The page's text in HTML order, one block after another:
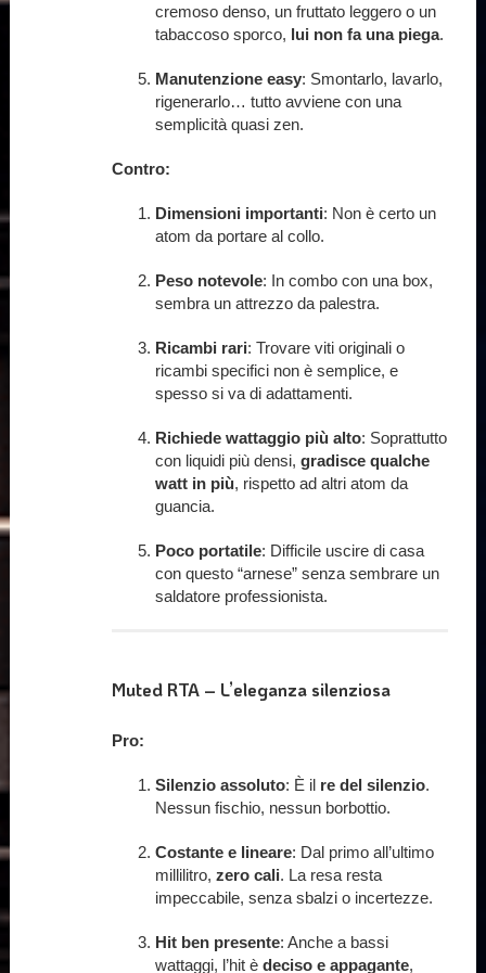
cremoso denso, un fruttato leggero o un
tabaccoso sporco, lui non fa una piega.
Manutenzione easy: Smontarlo, lavarlo,
rigenerarlo… tutto avviene con una
semplicità quasi zen.
Contro:
Dimensioni importanti: Non è certo un
atom da portare al collo.
Peso notevole: In combo con una box,
sembra un attrezzo da palestra.
Ricambi rari: Trovare viti originali o
ricambi specifici non è semplice, e
spesso si va di adattamenti.
Richiede wattaggio più alto: Soprattutto
con liquidi più densi, gradisce qualche
watt in più, rispetto ad altri atom da
guancia.
Poco portatile: Difficile uscire di casa
con questo “arnese” senza sembrare un
saldatore professionista.
Muted RTA – L’eleganza silenziosa
Pro:
Silenzio assoluto: È il re del silenzio.
Nessun fischio, nessun borbottio.
Costante e lineare: Dal primo all’ultimo
millilitro, zero cali. La resa resta
impeccabile, senza sbalzi o incertezze.
Hit ben presente: Anche a bassi
wattaggi, l’hit è deciso e appagante,